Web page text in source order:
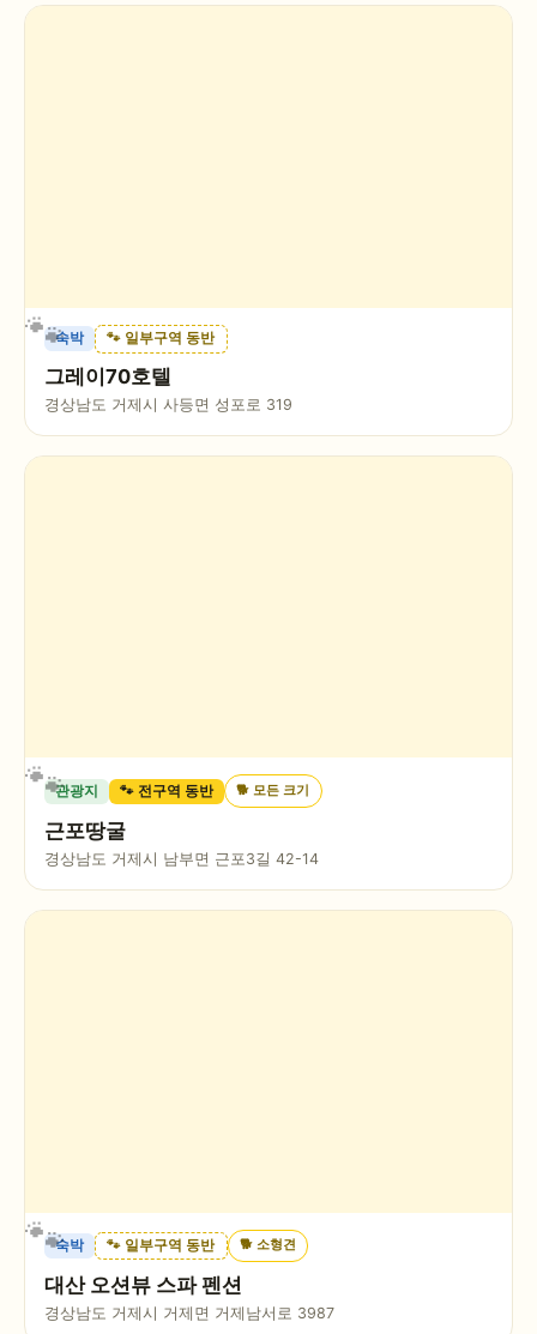
숙박 🐾 일부구역 동반
그레이70호텔
경상남도 거제시 사등면 성포로 319
관광지 🐾 전구역 동반 🐕 모든 크기
근포땅굴
경상남도 거제시 남부면 근포3길 42-14
숙박 🐾 일부구역 동반 🐕 소형견
대산 오션뷰 스파 펜션
경상남도 거제시 거제면 거제남서로 3987